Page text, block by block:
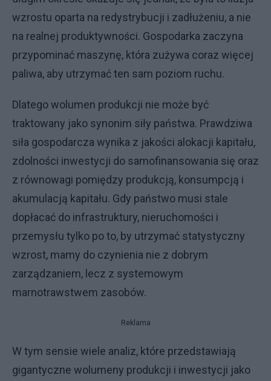
wzrostu oparta na redystrybucji i zadłużeniu, a nie
na realnej produktywności. Gospodarka zaczyna
przypominać maszynę, która zużywa coraz więcej
paliwa, aby utrzymać ten sam poziom ruchu.
Dlatego wolumen produkcji nie może być
traktowany jako synonim siły państwa. Prawdziwa
siła gospodarcza wynika z jakości alokacji kapitału,
zdolności inwestycji do samofinansowania się oraz
z równowagi pomiędzy produkcją, konsumpcją i
akumulacją kapitału. Gdy państwo musi stale
dopłacać do infrastruktury, nieruchomości i
przemysłu tylko po to, by utrzymać statystyczny
wzrost, mamy do czynienia nie z dobrym
zarządzaniem, lecz z systemowym
marnotrawstwem zasobów.
Reklama
W tym sensie wiele analiz, które przedstawiają
gigantyczne wolumeny produkcji i inwestycji jako